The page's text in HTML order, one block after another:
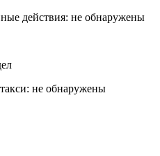
действия: не обнаружены
не обнаружены